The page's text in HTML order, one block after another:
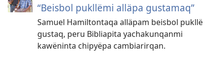
“Beisbol pukllëmi alläpa gustamaq”
Samuel Hamiltontaqa alläpam beisbol pukllë
gustaq, peru Bibliapita yachakunqanmi
kawëninta chipyëpa cambiarirqan.